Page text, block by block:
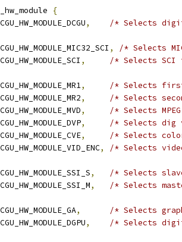
{
,
,
, /* Selects SCI
,
,
,
,
,
,
,
,
,
,